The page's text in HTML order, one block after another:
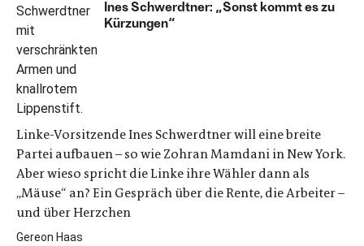
Ines Schwerdtner: „Sonst kommt es zu
Kürzungen“
Linke-Vorsitzende Ines Schwerdtner will eine breite
Partei aufbauen – so wie Zohran Mamdani in New York.
Aber wieso spricht die Linke ihre Wähler dann als
„Mäuse“ an? Ein Gespräch über die Rente, die Arbeiter –
und über Herzchen
Gereon Haas